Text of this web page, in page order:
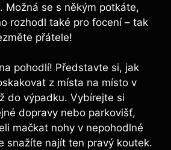
Možná se s někým potkáte,
rozhodl také pro focení – tak
přátele!
pohodlí! Představte si, jak
z místa na místo v
do výpadku. Vybírejte si
dopravy nebo parkovišť,
mačkat nohy v nepohodlné
snažíte najít ten pravý koutek.